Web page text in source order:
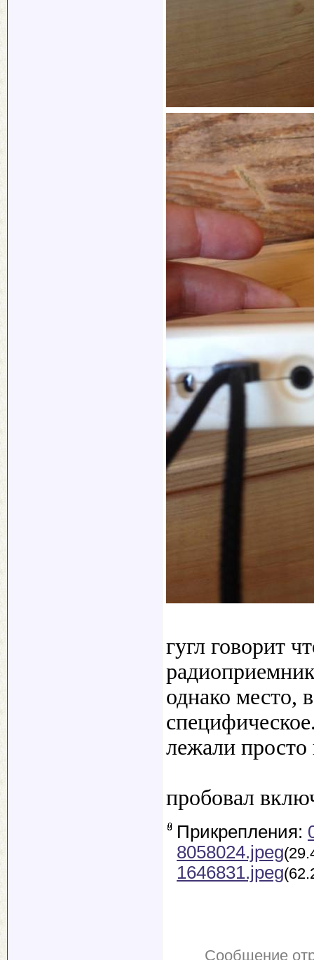
гугл говорит
однако место,
лежали просто
пробовал
Прикрепления:
8058024.jpeg
1646831.jpeg
Сообщение